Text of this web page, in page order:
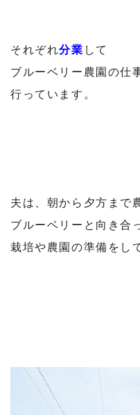
それぞれ分業 して
ブルーベリー農園の仕
行っています。
夫は、朝から夕方まで
ブルーベリーと向き合
栽培や農園の準備をし